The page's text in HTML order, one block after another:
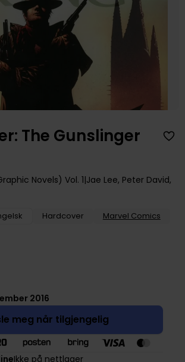
The Gunslinger
Novels) Vol. 1 Jae Lee, Peter David,
Hardcover
Marvel Comics
2016
meg når tilgjengelig
Ikke på nettlager